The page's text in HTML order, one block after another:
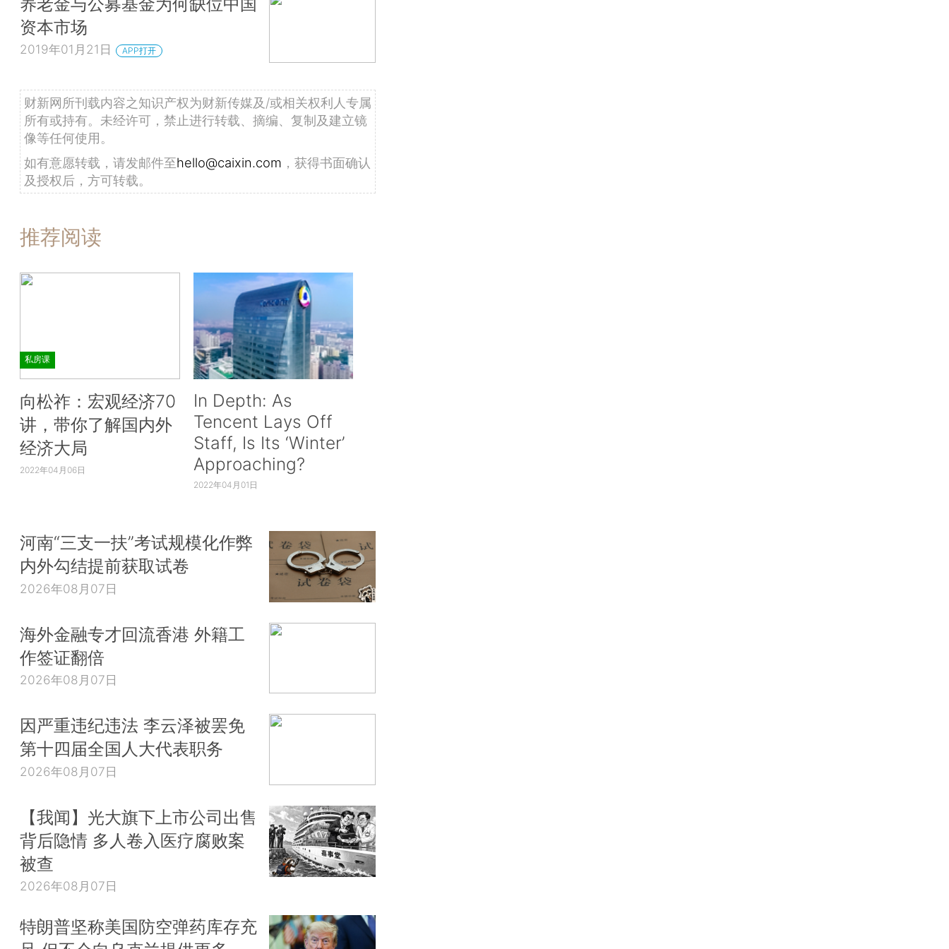
资本市场
2019年01月21日 APP打开
财新网所刊载内容之知识产权为财新传媒及/或相关权利人专属
所有或持有。未经许可，禁止进行转载、摘编、复制及建立镜
像等任何使用。
如有意愿转载，请发邮件至hello@caixin.com ，获得书面确认
及授权后，方可转载。
推荐阅读
私房课
向松祚：宏观经济70
讲，带你了解国内外
经济大局
2022年04月06日
In Depth: As
Tencent Lays Off
Staff, Is Its ‘Winter’
Approaching?
2022年04月01日
河南“三支一扶”考试规模化作弊
内外勾结提前获取试卷
2026年08月07日
海外金融专才回流香港 外籍工
作签证翻倍
2026年08月07日
因严重违纪违法 李云泽被罢免
第十四届全国人大代表职务
2026年08月07日
【我闻】光大旗下上市公司出售
背后隐情 多人卷入医疗腐败案
被查
2026年08月07日
特朗普坚称美国防空弹药库存充